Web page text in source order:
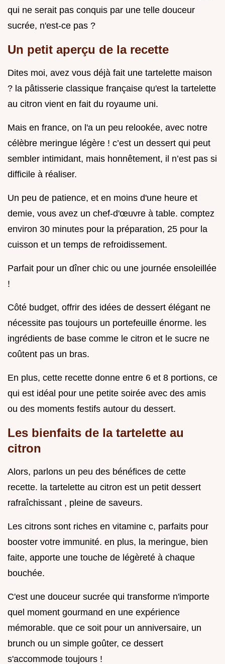
qui ne serait pas conquis par une telle douceur
sucrée, n'est-ce pas ?
Un petit aperçu de la recette
Dites moi, avez vous déjà fait une tartelette maison
? la pâtisserie classique française qu'est la tartelette
au citron vient en fait du royaume uni.
Mais en france, on l'a un peu relookée, avec notre
célèbre meringue légère ! c’est un dessert qui peut
sembler intimidant, mais honnêtement, il n’est pas si
difficile à réaliser.
Un peu de patience, et en moins d'une heure et
demie, vous avez un chef-d'œuvre à table. comptez
environ 30 minutes pour la préparation, 25 pour la
cuisson et un temps de refroidissement.
Parfait pour un dîner chic ou une journée ensoleillée
!
Côté budget, offrir des idées de dessert élégant ne
nécessite pas toujours un portefeuille énorme. les
ingrédients de base comme le citron et le sucre ne
coûtent pas un bras.
En plus, cette recette donne entre 6 et 8 portions, ce
qui est idéal pour une petite soirée avec des amis
ou des moments festifs autour du dessert.
Les bienfaits de la tartelette au
citron
Alors, parlons un peu des bénéfices de cette
recette. la tartelette au citron est un petit dessert
rafraîchissant , pleine de saveurs.
Les citrons sont riches en vitamine c, parfaits pour
booster votre immunité. en plus, la meringue, bien
faite, apporte une touche de légèreté à chaque
bouchée.
C'est une douceur sucrée qui transforme n'importe
quel moment gourmand en une expérience
mémorable. que ce soit pour un anniversaire, un
brunch ou un simple goûter, ce dessert
s'accommode toujours !